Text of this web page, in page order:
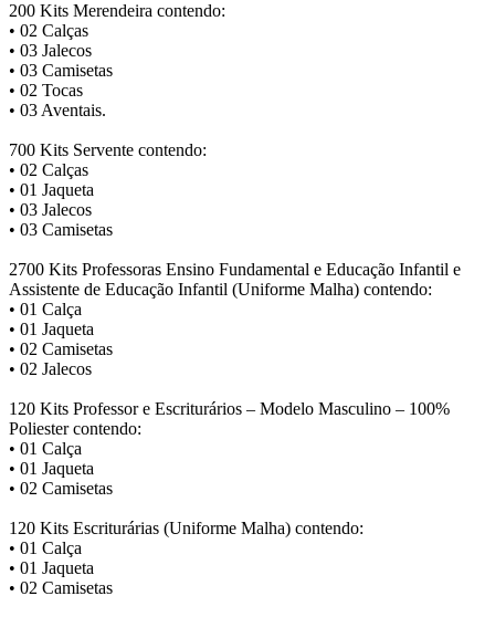
200 Kits Merendeira contendo:
• 02 Calças
• 03 Jalecos
• 03 Camisetas
• 02 Tocas
• 03 Aventais.
700 Kits Servente contendo:
• 02 Calças
• 01 Jaqueta
• 03 Jalecos
• 03 Camisetas
2700 Kits Professoras Ensino Fundamental e Educação Infantil e
Assistente de Educação Infantil (Uniforme Malha) contendo:
• 01 Calça
• 01 Jaqueta
• 02 Camisetas
• 02 Jalecos
120 Kits Professor e Escriturários – Modelo Masculino – 100%
Poliester contendo:
• 01 Calça
• 01 Jaqueta
• 02 Camisetas
120 Kits Escriturárias (Uniforme Malha) contendo:
• 01 Calça
• 01 Jaqueta
• 02 Camisetas